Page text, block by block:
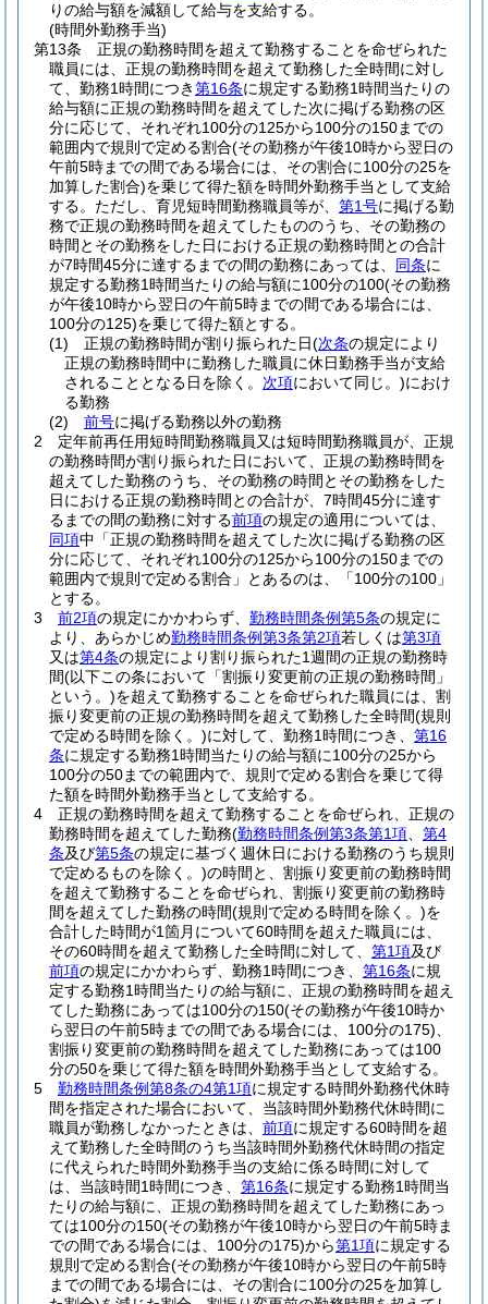
りの給与額を減額して給与を支給する。
(時間外勤務手当)
第13条
正規の勤務時間を超えて勤務することを命ぜられた
職員には、正規の勤務時間を超えて勤務した全時間に対し
て、勤務1時間につき第16条に規定する勤務1時間当たりの
給与額に正規の勤務時間を超えてした次に掲げる勤務の区
分に応じて、それぞれ100分の125から100分の150までの
範囲内で規則で定める割合(その勤務が午後10時から翌日の
午前5時までの間である場合には、その割合に100分の25を
加算した割合)を乗じて得た額を時間外勤務手当として支給
する。 ただし、育児短時間勤務職員等が、 第1号に掲げる勤
務で正規の勤務時間を超えてしたもののうち、その勤務の
時間とその勤務をした日における正規の勤務時間との合計
が7時間45分に達するまでの間の勤務にあっては、 同条に
規定する勤務1時間当たりの給与額に100分の100(その勤務
が午後10時から翌日の午前5時までの間である場合には、
100分の125)を乗じて得た額とする。
(1)
正規の勤務時間が割り振られた日(次条の規定により
正規の勤務時間中に勤務した職員に休日勤務手当が支給
されることとなる日を除く。 次項において同じ。)におけ
る勤務
(2)
前号に掲げる勤務以外の勤務
2
定年前再任用短時間勤務職員又は短時間勤務職員が、正規
の勤務時間が割り振られた日において、正規の勤務時間を
超えてした勤務のうち、その勤務の時間とその勤務をした
日における正規の勤務時間との合計が、7時間45分に達す
るまでの間の勤務に対する前項の規定の適用については、
同項中「正規の勤務時間を超えてした次に掲げる勤務の区
分に応じて、それぞれ100分の125から100分の150までの
範囲内で規則で定める割合」とあるのは、「100分の100」
とする。
3
前2項の規定にかかわらず、 勤務時間条例第5条の規定に
より、あらかじめ勤務時間条例第3条第2項若しくは第3項
又は第4条の規定により割り振られた1週間の正規の勤務時
間(以下この条において「割振り変更前の正規の勤務時間」
という。)を超えて勤務することを命ぜられた職員には、割
振り変更前の正規の勤務時間を超えて勤務した全時間(規則
で定める時間を除く。)に対して、勤務1時間につき、 第16
条に規定する勤務1時間当たりの給与額に100分の25から
100分の50までの範囲内で、規則で定める割合を乗じて得
た額を時間外勤務手当として支給する。
4
正規の勤務時間を超えて勤務することを命ぜられ、正規の
勤務時間を超えてした勤務(勤務時間条例第3条第1項
第4
条及び第5条の規定に基づく週休日における勤務のうち規則
で定めるものを除く。)の時間と、割振り変更前の勤務時間
を超えて勤務することを命ぜられ、割振り変更前の勤務時
間を超えてした勤務の時間(規則で定める時間を除く。)を
合計した時間が1箇月について60時間を超えた職員には、
その60時間を超えて勤務した全時間に対して、 第1項及び
前項の規定にかかわらず、勤務1時間につき、 第16条に規
定する勤務1時間当たりの給与額に、正規の勤務時間を超え
てした勤務にあっては100分の150(その勤務が午後10時か
ら翌日の午前5時までの間である場合には、100分の175)
割振り変更前の勤務時間を超えてした勤務にあっては100
分の50を乗じて得た額を時間外勤務手当として支給する。
5
勤務時間条例第8条の4第1項に規定する時間外勤務代休時
間を指定された場合において、当該時間外勤務代休時間に
職員が勤務しなかったときは、 前項に規定する60時間を超
えて勤務した全時間のうち当該時間外勤務代休時間の指定
に代えられた時間外勤務手当の支給に係る時間に対して
は、当該時間1時間につき、 第16条に規定する勤務1時間当
たりの給与額に、正規の勤務時間を超えてした勤務にあっ
ては100分の150(その勤務が午後10時から翌日の午前5時ま
での間である場合には、100分の175)から第1項に規定する
規則で定める割合(その勤務が午後10時から翌日の午前5時
までの間である場合には、その割合に100分の25を加算し